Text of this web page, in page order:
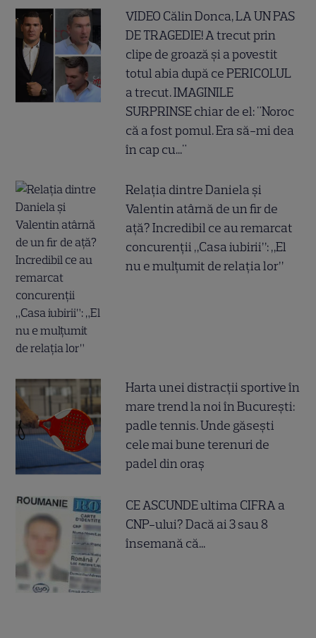
VIDEO Călin Donca, LA UN PAS
DE TRAGEDIE! A trecut prin
clipe de groază și a povestit
totul abia după ce PERICOLUL
a trecut. IMAGINILE
SURPRINSE chiar de el: "Noroc
că a fost pomul. Era să-mi dea
în cap cu..."
Relația dintre Daniela și
Valentin atârnă de un fir de
ață? Incredibil ce au remarcat
concurenții „Casa iubirii”: „El
nu e mulțumit de relația lor”
Harta unei distracții sportive în
mare trend la noi în București:
padle tennis. Unde găsești
cele mai bune terenuri de
padel din oraș
CE ASCUNDE ultima CIFRA a
CNP-ului? Dacă ai 3 sau 8
însemană că...